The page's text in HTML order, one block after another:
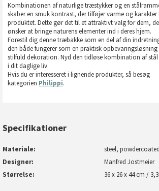
Kombinationen af naturlige træstykker og en
skaber en smuk kontrast, der tilføjer varme og karakter
produktet. Dette gør det til et attraktivt valg for dem,
ønsker at bringe naturens elementer ind i deres hjem.
Forestil dig denne træbakke som en del af din
den både fungerer som en praktisk opbevaringsløsning
stilfuld dekoration. Nyd den tidløse kombination af
i dit daglige liv.
Hvis du er interesseret i lignende produkter, så besøg
kategorien Philippi.
Specifikationer
Materiale
steel, powdercoated
Designer
Manfred Jostmeier
Størrelse
36 x 26 x 44 cm /